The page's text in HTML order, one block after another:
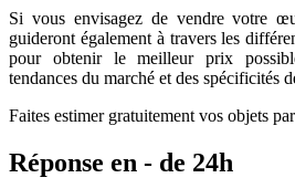
Si vous envisagez de vendre votre
guideront également à travers les
pour obtenir le meilleur prix
tendances du marché et des spécificités
Faites estimer gratuitement vos objets
Réponse en - de 24h